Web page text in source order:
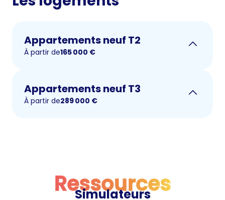
Appartements neuf T2
À partir de165 000 €
Appartements neuf T3
À partir de289 000 €
Ressources
Simulateurs